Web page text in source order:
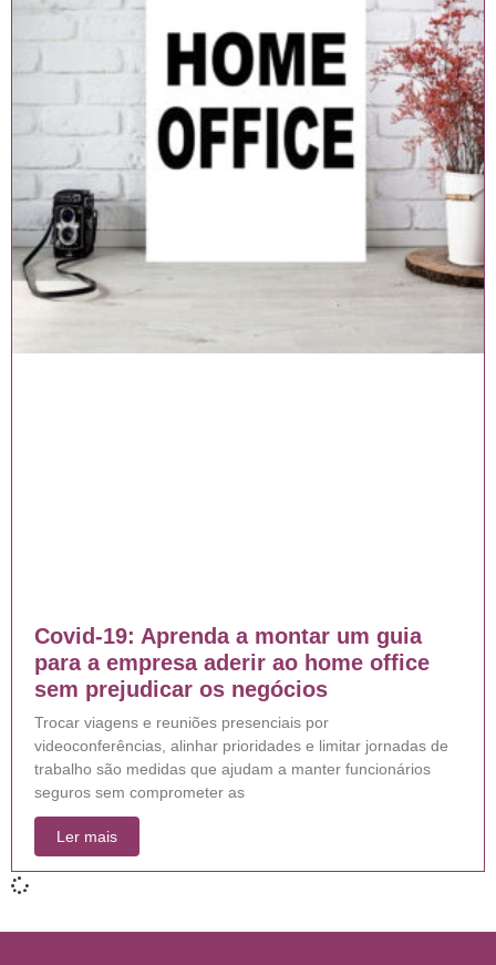
Covid-19: Aprenda a montar um guia
para a empresa aderir ao home office
sem prejudicar os negócios
Trocar viagens e reuniões presenciais por
videoconferências, alinhar prioridades e limitar jornadas de
trabalho são medidas que ajudam a manter funcionários
seguros sem comprometer as
Ler mais